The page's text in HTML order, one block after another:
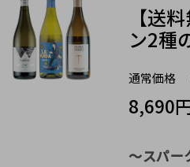
【送
ン2種
通常価格
8,690
～スパー